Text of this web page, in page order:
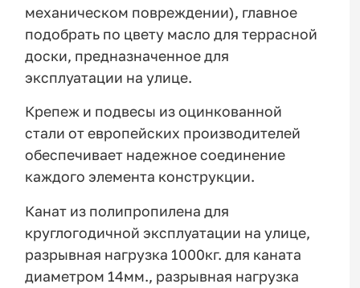
механическом повреждении), главное
подобрать по цвету масло для террасной
доски, предназначенное для
эксплуатации на улице.
Крепеж и подвесы из оцинкованной
стали от европейских производителей
обеспечивает надежное соединение
каждого элемента конструкции.
Канат из полипропилена для
круглогодичной эксплуатации на улице,
разрывная нагрузка 1000кг. для каната
диаметром 14мм., разрывная нагрузка